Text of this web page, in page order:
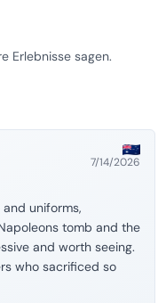
Erlebnisse sagen.
7/14/2026
uniforms,
tomb and the
and worth seeing.
who sacrificed so